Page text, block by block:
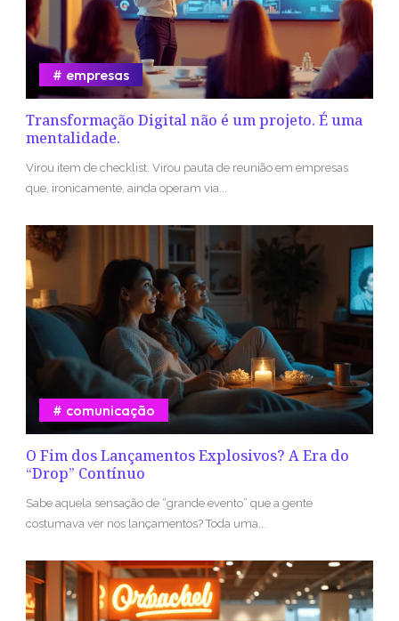
Transformação Digital não é um projeto. É uma
mentalidade.
empresas
Virou item de checklist. Virou pauta de reunião em empresas
que, ironicamente, ainda operam via...
O Fim dos Lançamentos Explosivos? A Era do
“Drop” Contínuo
comunicação
Sabe aquela sensação de “grande evento” que a gente
costumava ver nos lançamentos? Toda uma...